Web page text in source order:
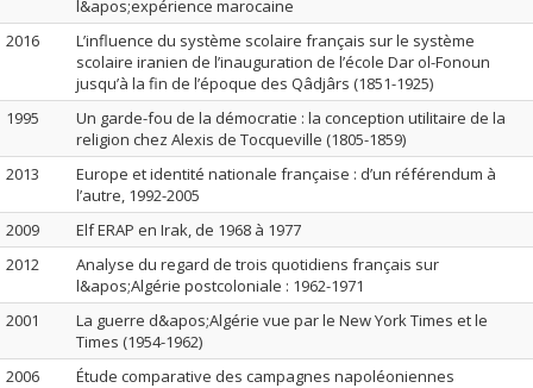
l&apos;expérience marocaine
2016
L’influence du système scolaire français sur le système
scolaire iranien de l’inauguration de l’école Dar ol-Fonoun
jusqu’à la fin de l’époque des Qâdjârs (1851-1925)
1995
Un garde-fou de la démocratie : la conception utilitaire de la
religion chez Alexis de Tocqueville (1805-1859)
2013
Europe et identité nationale française : d’un référendum à
l’autre, 1992-2005
2009
Elf ERAP en Irak, de 1968 à 1977
2012
Analyse du regard de trois quotidiens français sur
l&apos;Algérie postcoloniale : 1962-1971
2001
La guerre d&apos;Algérie vue par le New York Times et le
Times (1954-1962)
2006
Étude comparative des campagnes napoléoniennes